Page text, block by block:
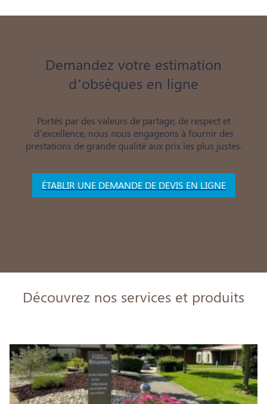
Demandez votre estimation
d’obsèques en ligne
Portés par des valeurs de partage, de respect et
d’excellence, nous nous engageons à fournir des
prestations de grande qualité aux prix les plus justes.
ÉTABLIR UNE DEMANDE DE DEVIS EN LIGNE
Découvrez nos services et produits